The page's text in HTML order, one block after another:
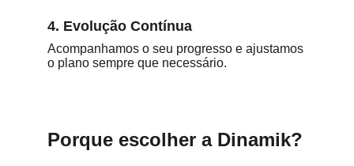
4. Evolução Contínua
Acompanhamos o seu progresso e ajustamos
o plano sempre que necessário.
Porque escolher a Dinamik?